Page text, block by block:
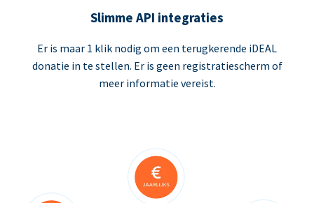
Slimme API integraties
Er is maar 1 klik nodig om een terugkerende iDEAL
donatie in te stellen. Er is geen registratiescherm of
meer informatie vereist.